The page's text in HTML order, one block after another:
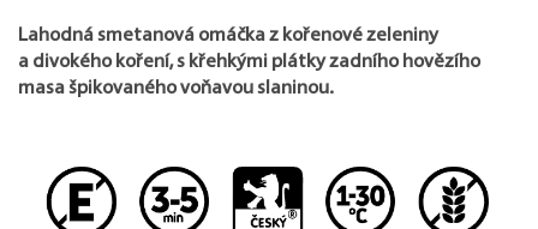
Lahodná smetanová omáčka z kořenové zeleniny
a divokého koření, s křehkými plátky zadního hovězího
masa špikovaného voňavou slaninou.